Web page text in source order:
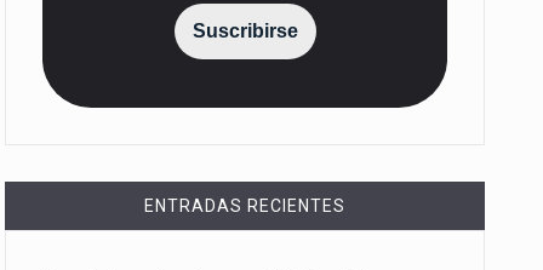
Suscribirse
ENTRADAS RECIENTES